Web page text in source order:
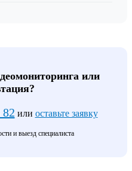
или
82 или оставьте заявку
и выезд специалиста